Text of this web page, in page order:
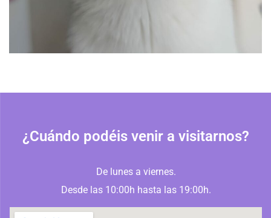
¿Cuándo podéis venir a visitarnos?
De lunes a viernes.
Desde las 10:00h hasta las 19:00h.